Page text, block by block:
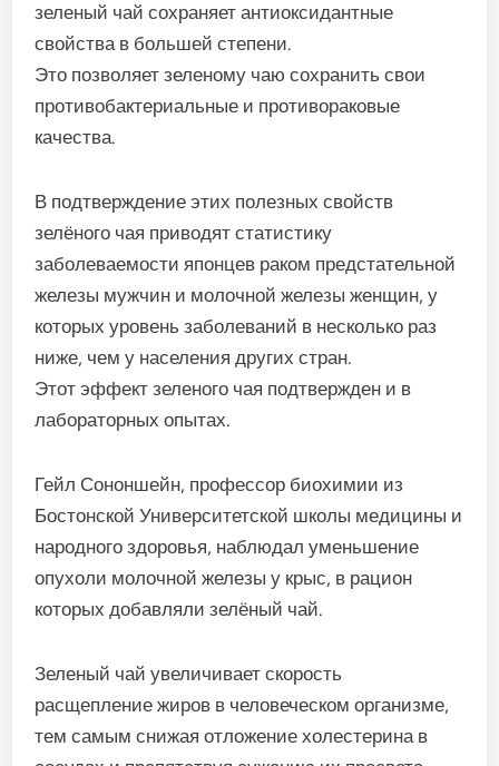
зеленый чай сохраняет антиоксидантные
свойства в большей степени.
Это позволяет зеленому чаю сохранить свои
противобактериальные и противораковые
качества.
В подтверждение этих полезных свойств
зелёного чая приводят статистику
заболеваемости японцев раком предстательной
железы мужчин и молочной железы женщин, у
которых уровень заболеваний в несколько раз
ниже, чем у населения других стран.
Этот эффект зеленого чая подтвержден и в
лабораторных опытах.
Гейл Сононшейн, профессор биохимии из
Бостонской Университетской школы медицины и
народного здоровья, наблюдал уменьше­ние
опухоли молочной железы у крыс, в рацион
которых добавляли зелёный чай.
Зеленый чай увеличивает скорость
расщепление жиров в человеческом организме,
тем самым снижая отложение холестерина в